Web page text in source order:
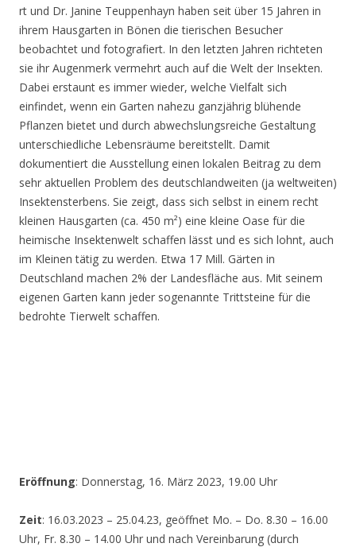
rt und Dr. Janine Teuppenhayn haben seit über 15 Jahren in
ihrem Hausgarten in Bönen die tierischen Besucher
beobachtet und fotografiert. In den letzten Jahren richteten
sie ihr Augenmerk vermehrt auch auf die Welt der Insekten.
Dabei erstaunt es immer wieder, welche Vielfalt sich
einfindet, wenn ein Garten nahezu ganzjährig blühende
Pflanzen bietet und durch abwechslungsreiche Gestaltung
unterschiedliche Lebensräume bereitstellt. Damit
dokumentiert die Ausstellung einen lokalen Beitrag zu dem
sehr aktuellen Problem des deutschlandweiten (ja weltweiten)
Insektensterbens. Sie zeigt, dass sich selbst in einem recht
kleinen Hausgarten (ca. 450 m²) eine kleine Oase für die
heimische Insektenwelt schaffen lässt und es sich lohnt, auch
im Kleinen tätig zu werden. Etwa 17 Mill. Gärten in
Deutschland machen 2% der Landesfläche aus. Mit seinem
eigenen Garten kann jeder sogenannte Trittsteine für die
bedrohte Tierwelt schaffen.
Eröffnung: Donnerstag, 16. März 2023, 19.00 Uhr
Zeit: 16.03.2023 – 25.04.23, geöffnet Mo. – Do. 8.30 – 16.00
Uhr, Fr. 8.30 – 14.00 Uhr und nach Vereinbarung (durch